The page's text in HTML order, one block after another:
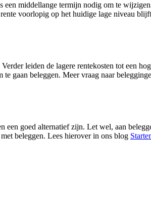
middellange termijn nodig om te
voorlopig op het huidige lage niveau
leiden de lagere rentekosten tot een
gaan beleggen. Meer vraag naar
een goed alternatief zijn. Let wel, aan
beleggen. Lees hierover in ons blog